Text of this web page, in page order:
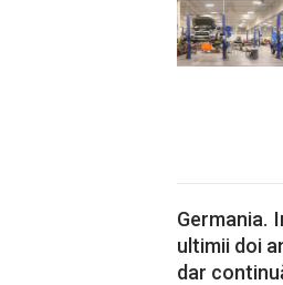
Germania.
ultimii doi
dar